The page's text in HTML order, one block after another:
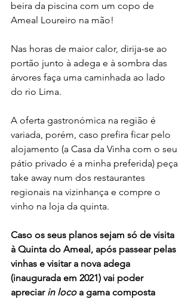
beira da piscina com um copo de
Ameal Loureiro na mão!
Nas horas de maior calor, dirija-se ao
portão junto à adega e à sombra das
árvores faça uma caminhada ao lado
do rio Lima.
A oferta gastronómica na região é
variada, porém, caso prefira ficar pelo
alojamento (a Casa da Vinha com o seu
pátio privado é a minha preferida) peça
take away num dos restaurantes
regionais na vizinhança e compre o
vinho na loja da quinta.
Caso os seus planos sejam só de visita
à Quinta do Ameal, após passear pelas
vinhas e visitar a nova adega
(inaugurada em 2021) vai poder
apreciar in loco a gama composta